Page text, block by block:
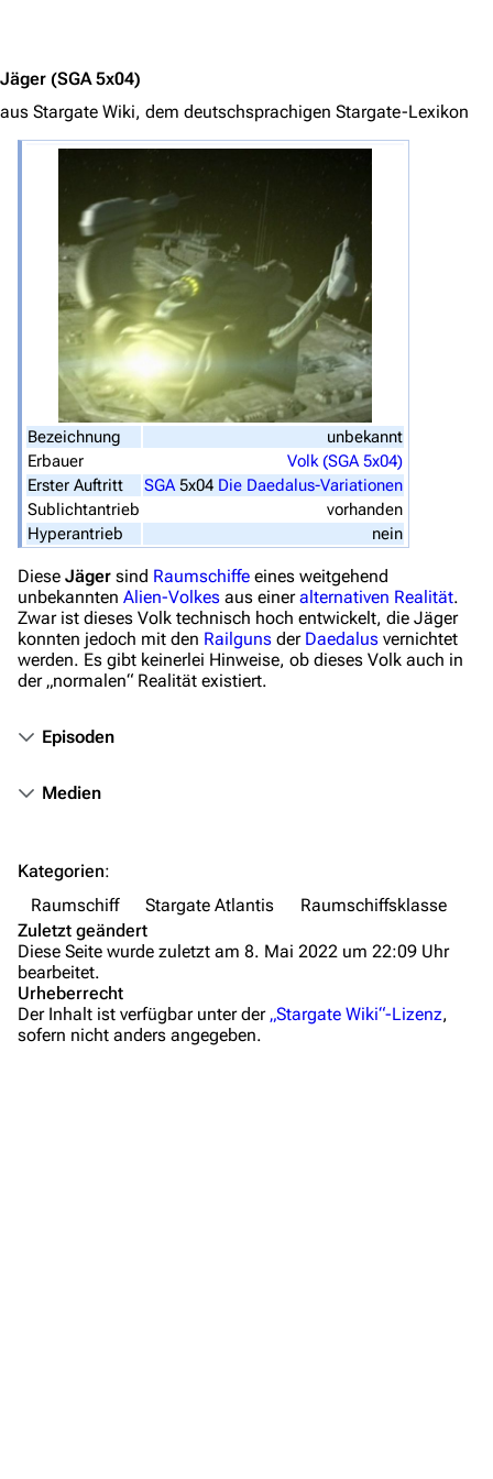
Von A bis Z
Zufälliger Artikel
Datei hochladen
Filme und Serien
Überblick
Stargate SG-1
Stargate Atlantis
Stargate Universe
Stargate Origins
Stargate Infinity
Stargate-Romane
Filme
Das Stargate-Universum
Themenportal
Fanprojekte
Kommerzielles
Hilfe
Jäger (SGA 5x04)
aus Stargate Wiki, dem deutschsprachigen Stargate-Lexikon
Bezeichnung
unbekannt
Erbauer
Volk (SGA 5x04)
Erster Auftritt
SGA 5x04 Die Daedalus-Variationen
Sublichtantrieb
vorhanden
Hyperantrieb
nein
Diese Jäger sind Raumschiffe eines weitgehend
unbekannten Alien-Volkes aus eineralternativen Realität.
Zwar ist dieses Volk technisch hoch entwickelt, die Jäger
konnten jedoch mit den Railguns der Daedalus vernichtet
werden. Es gibt keinerlei Hinweise, ob dieses Volk auch in
der „normalen“ Realität existiert.
Episoden
Medien
Kategorien:
Raumschiff
Stargate Atlantis
Raumschiffsklasse
Zuletzt geändert
Diese Seite wurde zuletzt am 8. Mai 2022 um 22:09 Uhr
bearbeitet.
Urheberrecht
Der Inhalt ist verfügbar unter der „Stargate Wiki“-Lizenz,
sofern nicht anders angegeben.